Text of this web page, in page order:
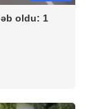
oldu: 1